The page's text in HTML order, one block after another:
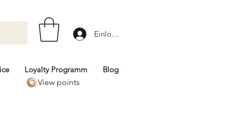
Einloggen
Loyalty Programm
Blog
View points